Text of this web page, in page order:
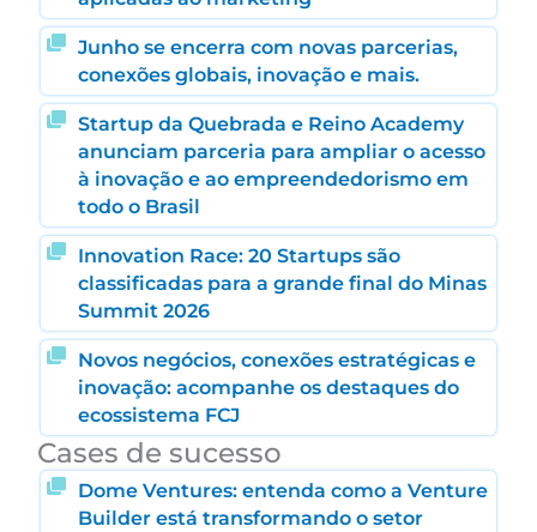
Junho se encerra com novas parcerias,
conexões globais, inovação e mais.
Startup da Quebrada e Reino Academy
anunciam parceria para ampliar o acesso
à inovação e ao empreendedorismo em
todo o Brasil
Innovation Race: 20 Startups são
classificadas para a grande final do Minas
Summit 2026
Novos negócios, conexões estratégicas e
inovação: acompanhe os destaques do
ecossistema FCJ
Cases de sucesso
Dome Ventures: entenda como a Venture
Builder está transformando o setor